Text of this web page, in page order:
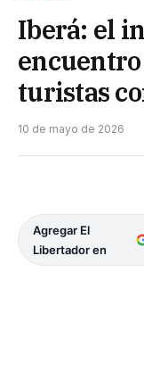
Iberá: el
turistas
10 de mayo de 2026
Agregar El
Libertador en